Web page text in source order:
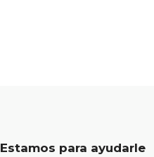
Estamos para ayudarle